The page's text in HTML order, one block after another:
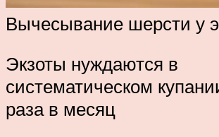
Вычесывание шерсти у
Экзоты нуждаются в
систематическом
раза в месяц